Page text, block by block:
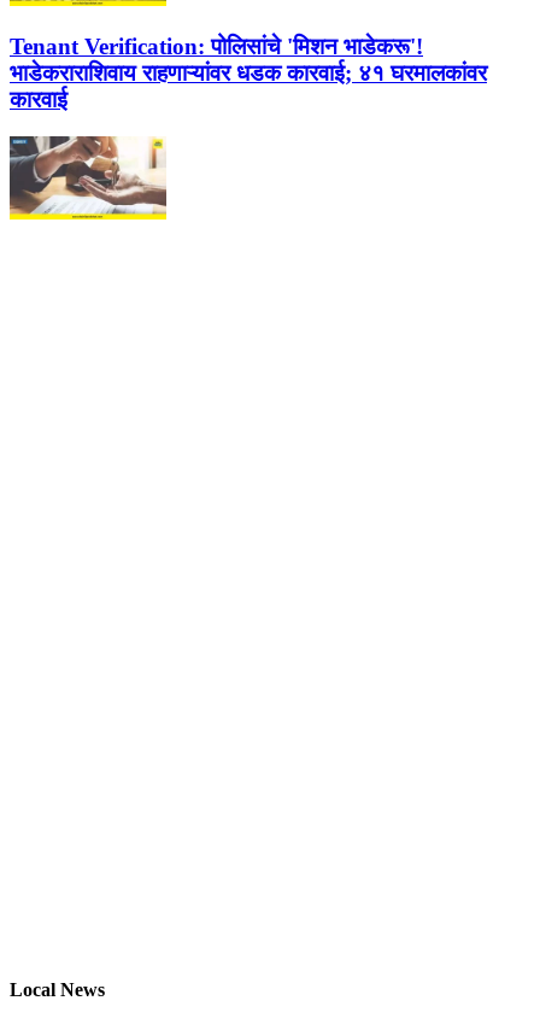
Tenant Verification: पोलिसांचे 'मिशन भाडेकरू'!
भाडेकराराशिवाय राहणाऱ्यांवर धडक कारवाई; ४१ घरमालकांवर
कारवाई
Local News